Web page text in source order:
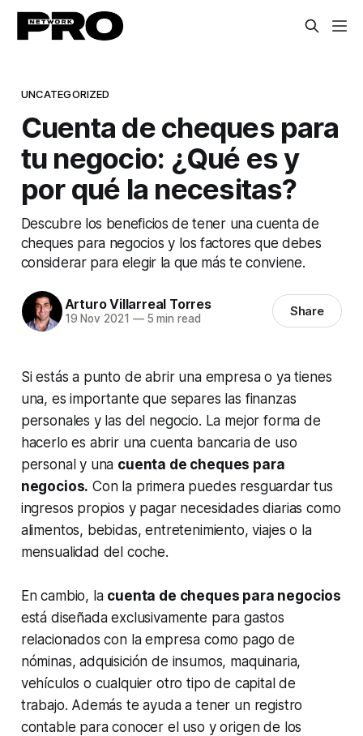
UNCATEGORIZED
Cuenta de cheques para
tu negocio: ¿Qué es y
por qué la necesitas?
Descubre los beneficios de tener una cuenta de
cheques para negocios y los factores que debes
considerar para elegir la que más te conviene.
Arturo Villarreal Torres
19 Nov 2021 —5 min read Share
Si estás a punto de abrir una empresa o ya tienes
una, es importante que separes las finanzas
personales y las del negocio. La mejor forma de
hacerlo es abrir una cuenta bancaria de uso
personal y una cuenta de cheques para
negocios. Con la primera puedes resguardar tus
ingresos propios y pagar necesidades diarias como
alimentos, bebidas, entretenimiento, viajes o la
mensualidad del coche.
En cambio, la cuenta de cheques para negocios
está diseñada exclusivamente para gastos
relacionados con la empresa como pago de
nóminas, adquisición de insumos, maquinaria,
vehículos o cualquier otro tipo de capital de
trabajo. Además te ayuda a tener un registro
contable para conocer el uso y origen de los